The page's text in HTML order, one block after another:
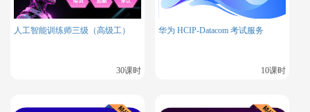
指导。然而，需要注意的是，自学和参加便宜课程可能会增加
考生的学习难度和通过率风险，因此考生需要谨慎权衡利弊。
hcia-datacom培训课
人工智能训练师三级（高级工）
30课时
华为 HCIP-Datacom 考试服务
10课时